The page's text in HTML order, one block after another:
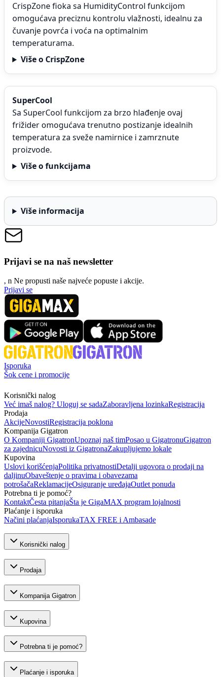
CrispZone fioka sa HumidityControl funkcijom
omogućava preciznu kontrolu vlažnosti, idealnu za
čuvanje povrća i voća na optimalnim
temperaturama.
Više o CrispZone
SuperCool
Sa SuperCool funkcijom za brzo hlađenje ovaj
frižider omogućava trenutno postizanje idealnih
temperatura za sveže namirnice i zamrznute
proizvode.
Više o funkcijama
Više informacija
Prijavi se na naš newsletter
, n Ne propusti naše najveće popuste i akcije.
Prijavi se
Isporuka
Šok cene i promocije
Korisnički nalog
Već imaš nalog? Uloguj se sadaZaboravljena lozinkaRegistracija
Prodaja
AkcijeNovostiRegistracija poklona
Kompanija Gigatron
O Kompaniji GigatronUpoznaj naš timPosao u GigatronuGigatron
za zajednicuNovosti iz GigatronaZakupljujemo lokale
Kupovina
Uslovi korišćenjaPolitika privatnostiDetalji ugovora o prodaji na
daljinuObaveštenje o pravima i obavezama
potrošačaReklamacijeOsiguranje uređajaOutlet ponuda
Potrebna ti je pomoć?
KontaktČesta pitanjaŠta je GigaMAX program lojalnosti
Plaćanje i isporuka
Načini plaćanjaIsporukaTAX FREE i Ambasade
Korisnički nalog
Prodaja
Kompanija Gigatron
Kupovina
Potrebna ti je pomoć?
Plaćanje i isporuka